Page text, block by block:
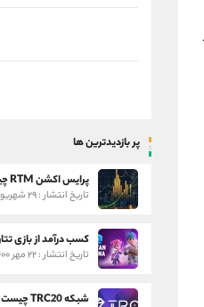
پر بازدیدترین ها
پرایس اکشن RTM چیست؟
تاریخ انتشار : ۲۹ شهریور ۱۴۰۰
کسب درآمد از بازی
تاریخ انتشار : ۲۲ مهر ۱۴۰۰
شبکه TRC20 چیست؟